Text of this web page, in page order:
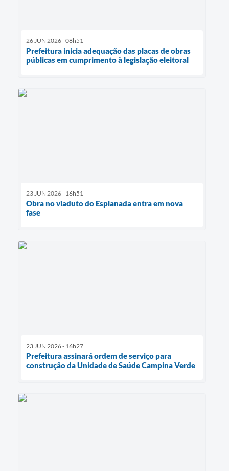
26 JUN 2026 - 08h51
Prefeitura inicia adequação das placas de obras
públicas em cumprimento à legislação eleitoral
23 JUN 2026 - 16h51
Obra no viaduto do Esplanada entra em nova
fase
23 JUN 2026 - 16h27
Prefeitura assinará ordem de serviço para
construção da Unidade de Saúde Campina Verde